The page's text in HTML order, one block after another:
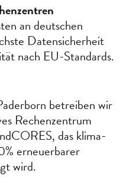
an deutschen
Daten­sicherheit
nach EU-Standards.
betreiben wir
Rechen­zentrum
das klima­
erneuer­barer
wird.